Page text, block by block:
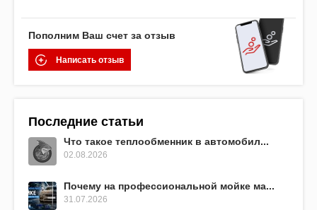
Пополним Ваш счет за отзыв
Написать отзыв
Последние статьи
Что такое теплообменник в автомобил...
02.08.2026
Почему на профессиональной мойке ма...
31.07.2026